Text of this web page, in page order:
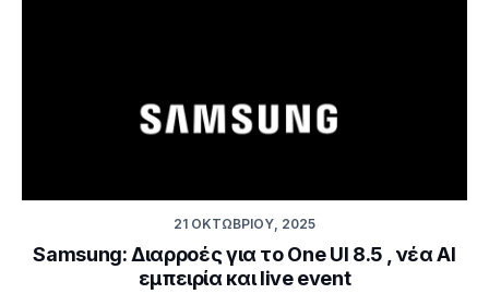
21 ΟΚΤΩΒΡΊΟΥ, 2025
Samsung: Διαρροές για το One UI 8.5 , νέα AI
εμπειρία και live event